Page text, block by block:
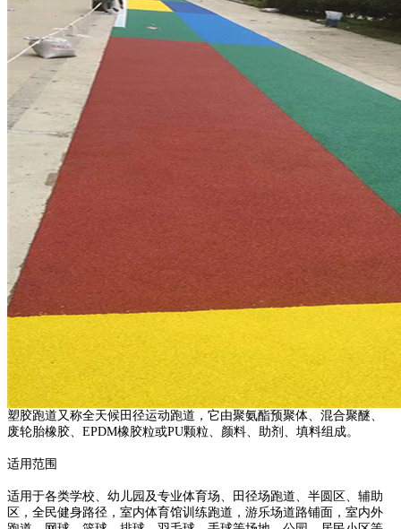
塑胶跑道又称全天候田径运动跑道，它由聚氨酯预聚体、混合聚醚、
废轮胎橡胶、EPDM橡胶粒或PU颗粒、颜料、助剂、填料组成。
适用范围
适用于各类学校、幼儿园及专业体育场、田径场跑道、半圆区、辅助
区，全民健身路径，室内体育馆训练跑道，游乐场道路铺面，室内外